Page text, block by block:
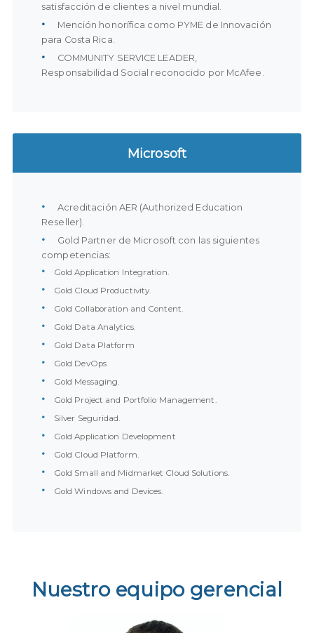
satisfacción de clientes a nivel mundial.
Mención honorífica como PYME de Innovación
para Costa Rica.
COMMUNITY SERVICE LEADER,
Responsabilidad Social reconocido por McAfee.
Microsoft
Acreditación AER (Authorized Education
Reseller).
Gold Partner de Microsoft con las siguientes
competencias:
Gold Application Integration.
Gold Cloud Productivity.
Gold Collaboration and Content.
Gold Data Analytics.
Gold Data Platform
Gold DevOps
Gold Messaging.
Gold Project and Portfolio Management.
Silver Seguridad.
Gold Application Development
Gold Cloud Platform.
Gold Small and Midmarket Cloud Solutions.
Gold Windows and Devices.
Nuestro equipo gerencial